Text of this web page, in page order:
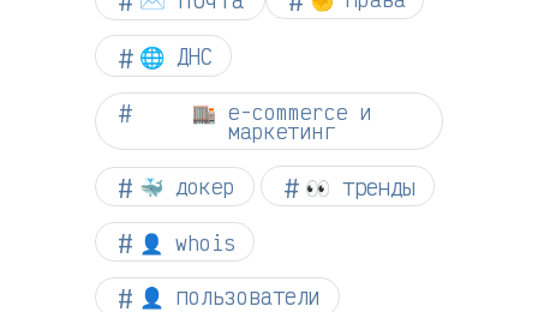
🌐 ДНС
🏬 e-commerce и
маркетинг
🐳 докер 👀 тренды
👤 whois
👤 пользователи